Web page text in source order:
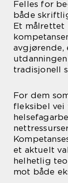
Felles for
både
Et målrettet
avgjørende,
tradisjonell
For dem
fleksibel vei
et aktuelt
helhetlig
mot både